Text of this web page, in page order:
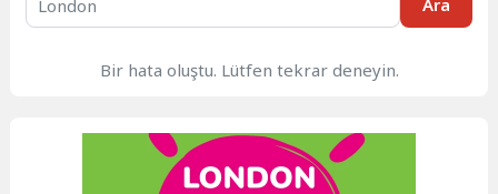
Ara
Bir hata oluştu. Lütfen tekrar deneyin.